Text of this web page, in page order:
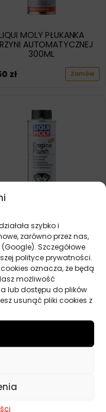
szybko i
zarówno przez nas,
Szczegółowe
polityce prywatności.
oznacza, że będą
możliwość
lub dostępu do plików
usunąć pliki cookies z
LIQUI MOLY PŁUKANKA
AUTOMATYCZNEJ
300ML
zł Zamów
MOLY DODATEK DO
PRZEKŁADNI 150ML
zł Zamów
właściwości lub
lub układu